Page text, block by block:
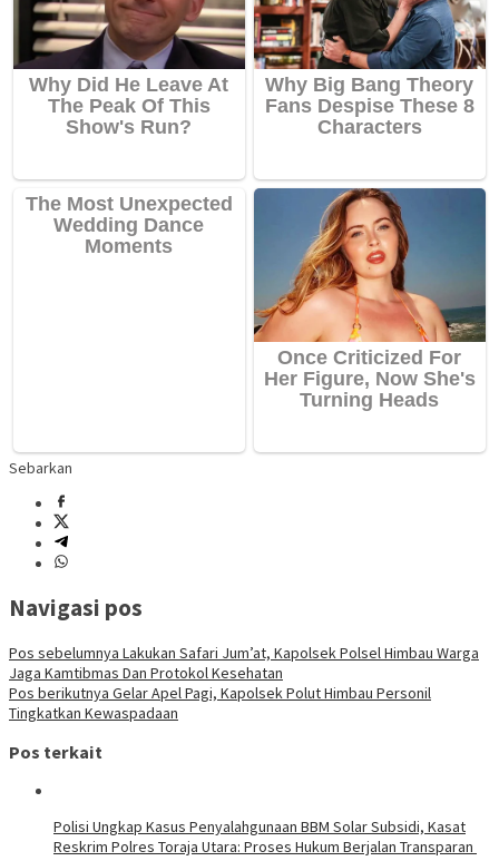
Sebarkan
Navigasi pos
Pos sebelumnya Lakukan Safari Jum’at, Kapolsek Polsel Himbau Warga
Jaga Kamtibmas Dan Protokol Kesehatan
Pos berikutnya Gelar Apel Pagi, Kapolsek Polut Himbau Personil
Tingkatkan Kewaspadaan
Pos terkait
Polisi Ungkap Kasus Penyalahgunaan BBM Solar Subsidi, Kasat
Reskrim Polres Toraja Utara: Proses Hukum Berjalan Transparan